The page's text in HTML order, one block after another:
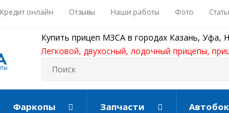
Кредит онлайн Отзывы Наши работы Фото
Купить прицеп МЗСА в городах Казань,
Легковой, двухосный, лодочный прицепы,
Фаркопы Запчасти